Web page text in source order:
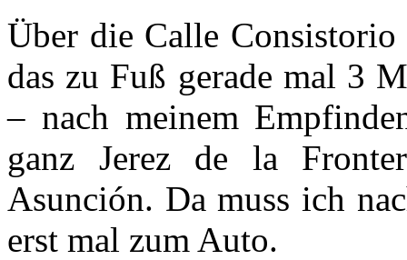
Über die Calle
das zu Fuß gerade mal 3
– nach meinem
ganz Jerez de la
Asunción. Da muss ich
erst mal zum Auto.